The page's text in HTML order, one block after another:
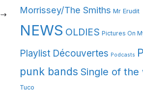
Morrissey/The Smiths Mr Erudit
NEWS OLDIES Pictures On
Playlist Découvertes Podcasts
punk bands Single of the
Tuco